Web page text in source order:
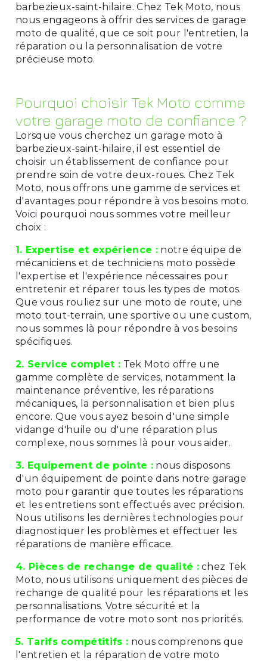
barbezieux-saint-hilaire. Chez Tek Moto, nous
nous engageons à offrir des services de garage
moto de qualité, que ce soit pour l'entretien, la
réparation ou la personnalisation de votre
précieuse moto.
Pourquoi choisir Tek Moto comme
votre garage moto de confiance ?
Lorsque vous cherchez un garage moto à
barbezieux-saint-hilaire, il est essentiel de
choisir un établissement de confiance pour
prendre soin de votre deux-roues. Chez Tek
Moto, nous offrons une gamme de services et
d'avantages pour répondre à vos besoins moto.
Voici pourquoi nous sommes votre meilleur
choix :
1. Expertise et expérience :notre équipe de
mécaniciens et de techniciens moto possède
l'expertise et l'expérience nécessaires pour
entretenir et réparer tous les types de motos.
Que vous rouliez sur une moto de route, une
moto tout-terrain, une sportive ou une custom,
nous sommes là pour répondre à vos besoins
spécifiques.
2. Service complet : Tek Moto offre une
gamme complète de services, notamment la
maintenance préventive, les réparations
mécaniques, la personnalisation et bien plus
encore. Que vous ayez besoin d'une simple
vidange d'huile ou d'une réparation plus
complexe, nous sommes là pour vous aider.
3. Equipement de pointe :nous disposons
d'un équipement de pointe dans notre garage
moto pour garantir que toutes les réparations
et les entretiens sont effectués avec précision.
Nous utilisons les dernières technologies pour
diagnostiquer les problèmes et effectuer les
réparations de manière efficace.
4. Pièces de rechange de qualité :chez Tek
Moto, nous utilisons uniquement des pièces de
rechange de qualité pour les réparations et les
personnalisations. Votre sécurité et la
performance de votre moto sont nos priorités.
5. Tarifs compétitifs : nous comprenons que
l'entretien et la réparation de votre moto